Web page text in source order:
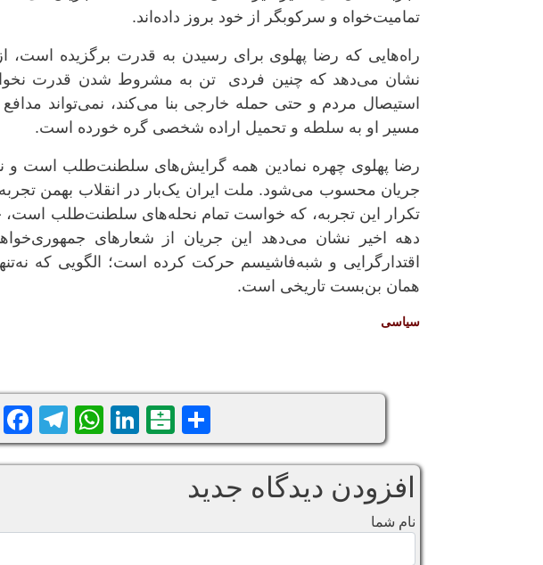
تمامیت‌خواه و سرکوبگر از خود بروز داده‌اند.
راه‌هایی که رضا پهلوی برای رسیدن به قدرت برگزیده است،
نشان می‌دهد که چنین فردی تن به مشروط شدن قدرت
استیصال مردم و حتی حمله خارجی بنا می‌کند، نمی‌تواند
مسیر او به سلطه و تحمیل اراده شخصی گره خورده است.
رضا پهلوی چهره نمادین همه گرایش‌های سلطنت‌طلب است و
جریان محسوب می‌شود. ملت ایران یک‌بار در انقلاب بهمن
تکرار این تجربه، که خواست تمام نحله‌های سلطنت‌طلب است،
دهه اخیر نشان می‌دهد این جریان از شعارهای
اقتدارگرایی و شبه‌فاشیسم حرکت کرده است؛ الگویی که
همان بن‌بست تاریخی است.
سياسی
Share
Balatarin
افزودن دیدگاه جدید
نام شما